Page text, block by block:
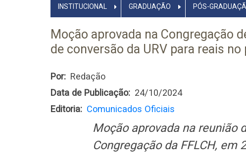
NAVEGADOR
PRINCIPAL
INSTITUCIONAL GRADUAÇÃO PÓS-
Moção aprovada na Congregação
de conversão da URV para reais
Por
Redação
Data de Publicação
24/10/2024
Editoria
Comunicados Oficiais
Moção aprovada na reunião
Congregação da FFLCH, em